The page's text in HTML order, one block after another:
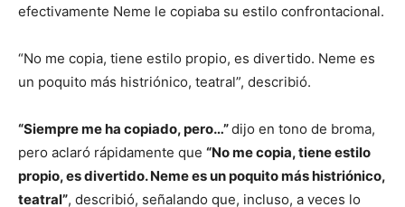
efectivamente Neme le copiaba su estilo confrontacional.
“No me copia, tiene estilo propio, es divertido. Neme es
un poquito más histriónico, teatral”, describió.
“Siempre me ha copiado, pero…”dijo en tono de broma,
pero aclaró rápidamente que “No me copia, tiene estilo
propio, es divertido. Neme es un poquito más histriónico,
teatral”, describió, señalando que, incluso, a veces lo